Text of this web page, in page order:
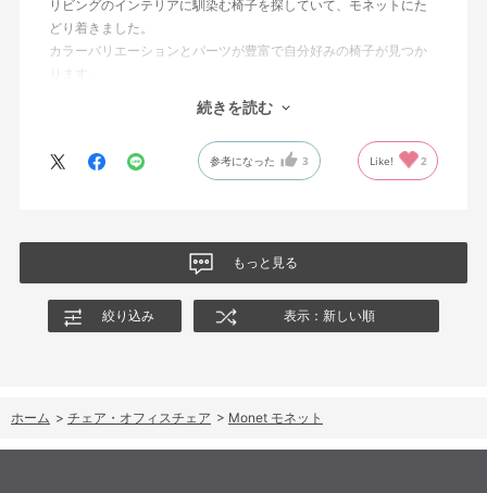
リビングのインテリアに馴染む椅子を探していて、モネットにた
どり着きました。
カラーバリエーションとパーツが豊富で自分好みの椅子が見つか
オフィスチェアにしては比較的コンパクトで家に置くのに最適で
した、座り心地も良く大変気に入っています。
今回どうしても欲しい色の組み合わせがあったので固定肘の物を
購入しましたが、欲を言えば稼働肘バージョンもバイカラーなど
続きを読む
参考になった 3 Like! 2
もっと見る
絞り込み 表示：新しい順
ホーム > チェア・オフィスチェア > Monet モネット